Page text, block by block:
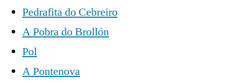
Pedrafita do Cebreiro
A Pobra do Brollón
Pol
A Pontenova